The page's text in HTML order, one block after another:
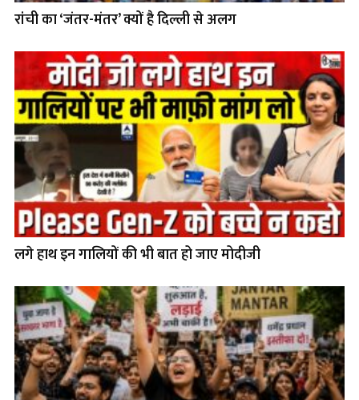
रांची का ‘जंतर-मंतर’ क्यों है दिल्ली से अलग
लगे हाथ इन गालियों की भी बात हो जाए मोदीजी